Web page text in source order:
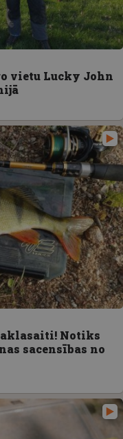
vietu Lucky John
Notiks
sacensības no